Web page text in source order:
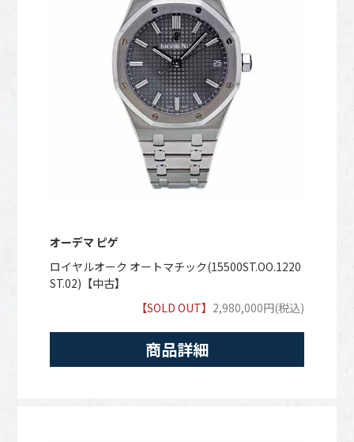
オーデマ ピゲ
ロイヤルオーク オートマチック(15500ST.OO.1220
ST.02)【中古】
【SOLD OUT】 2,980,000円(税込)
商品詳細